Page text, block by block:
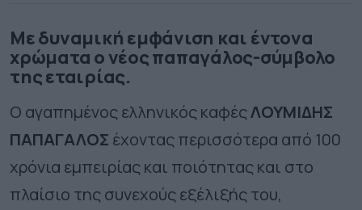
Με δυναμική εμφάνιση και έντονα
χρώματα ο νέος παπαγάλος-σύμβολο
της εταιρίας.
Ο αγαπημένος ελληνικός καφέςΛΟΥΜΙΔΗΣ
ΠΑΠΑΓΑΛΟΣ έχοντας περισσότερα από 100
χρόνια εμπειρίας και ποιότητας και στο
πλαίσιο της συνεχούς εξέλιξής του,